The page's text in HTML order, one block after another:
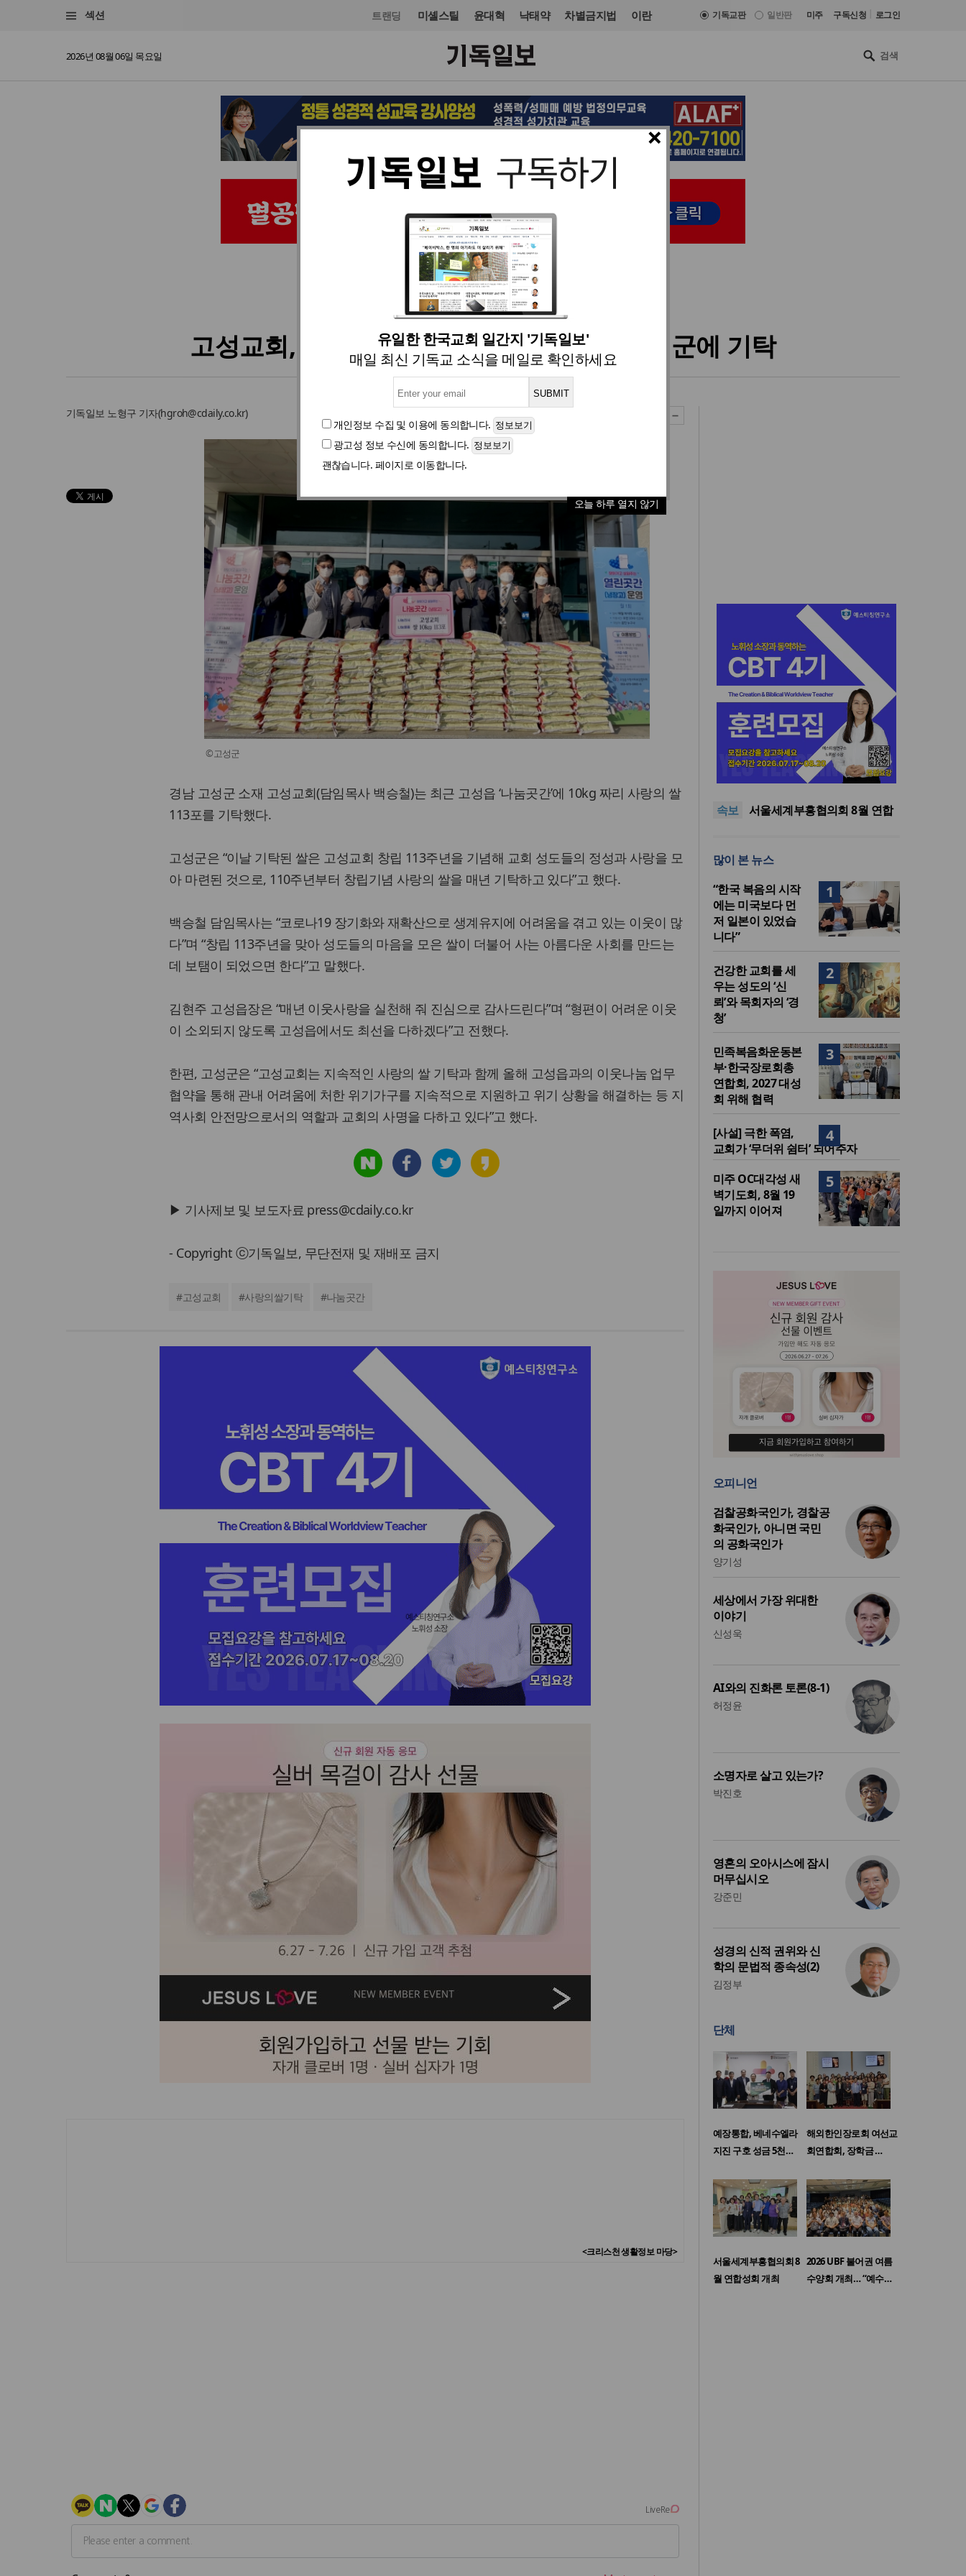
섹션 트랜딩 미셸스틸 윤대혁 낙태약 차별금지법 이란 기독교판 일반판 미주 구독신청 로그인
2026년 08월 06일 목요일
×
유일한 한국교회 일간지 '기독일보'
매일 최신 기독교 소식을 메일로 확인하세요
개인정보 수집 및 이용에 동의합니다.
광고성 정보 수신에 동의합니다.
괜찮습니다. 페이지로 이동합니다.
오늘 하루 열지 않기
교회일반 입력 2021. 11. 22 10:53
고성교회, 창립 113주년 기념 사랑의 쌀 고성군에 기탁
기독일보 노형구 기자(hgroh@cdaily.co.kr)
©고성군
경남 고성군 소재 고성교회(담임목사 백승철)는 최근 고성읍 ‘나눔곳간’에 10kg 짜리 사랑의 쌀
113포를 기탁했다.
고성군은 “이날 기탁된 쌀은 고성교회 창립 113주년을 기념해 교회 성도들의 정성과 사랑을 모
아 마련된 것으로, 110주년부터 창립기념 사랑의 쌀을 매년 기탁하고 있다”고 했다.
백승철 담임목사는 “코로나19 장기화와 재확산으로 생계유지에 어려움을 겪고 있는 이웃이 많
다”며 “창립 113주년을 맞아 성도들의 마음을 모은 쌀이 더불어 사는 아름다운 사회를 만드는
데 보탬이 되었으면 한다”고 말했다.
김현주 고성읍장은 “매년 이웃사랑을 실천해 줘 진심으로 감사드린다”며 “형편이 어려운 이웃
이 소외되지 않도록 고성읍에서도 최선을 다하겠다”고 전했다.
한편, 고성군은 “고성교회는 지속적인 사랑의 쌀 기탁과 함께 올해 고성읍과의 이웃나눔 업무
협약을 통해 관내 어려움에 처한 위기가구를 지속적으로 지원하고 위기 상황을 해결하는 등 지
역사회 안전망으로서의 역할과 교회의 사명을 다하고 있다”고 했다.
▶ 기사제보 및 보도자료 press@cdaily.co.kr
- Copyright ⓒ기독일보, 무단전재 및 재배포 금지
#고성교회 #사랑의쌀기탁 #나눔곳간
<크리스천 생활정보 마당>
속보
“한국 복음의 시작에는 미국보
다 먼저 일본이 있었습니다”
“기도로 시작한 스틸 美 대사,
중단하라”
서울세계부흥협의회 8월 연합
협력
다 먼저 일본이 있었습니다”
“기도로 시작한 스틸 美 대사,
한미동맹의 가교 되어주길”
많이 본 뉴스
1
“한국 복음의 시작
에는 미국보다 먼
저 일본이 있었습
니다”
2
건강한 교회를 세
우는 성도의 ‘신
뢰’와 목회자의 ‘경
청’
3
민족복음화운동본
부·한국장로회총
연합회, 2027 대성
회 위해 협력
4
[사설] 극한 폭염,
교회가 ‘무더위 쉼터’ 되어주자
5
미주 OC대각성 새
벽기도회, 8월 19
일까지 이어져
오피니언
검찰공화국인가, 경찰공
화국인가, 아니면 국민
의 공화국인가
양기성
세상에서 가장 위대한
이야기
신성욱
AI와의 진화론 토론(8-1)
허정윤
소명자로 살고 있는가?
박진호
영혼의 오아시스에 잠시
머무십시오
강준민
성경의 신적 권위와 신
학의 문법적 종속성(2)
김정부
단체
예장통합, 베네수엘라
지진 구호 성금 5천…
해외한인장로회 여선교
회연합회, 장학금 …
서울세계부흥협의회 8
월 연합성회 개최
2026 UBF 불어권 여름
수양회 개최… “예수…